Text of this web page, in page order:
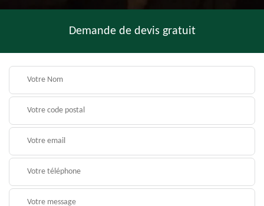
Demande de devis gratuit